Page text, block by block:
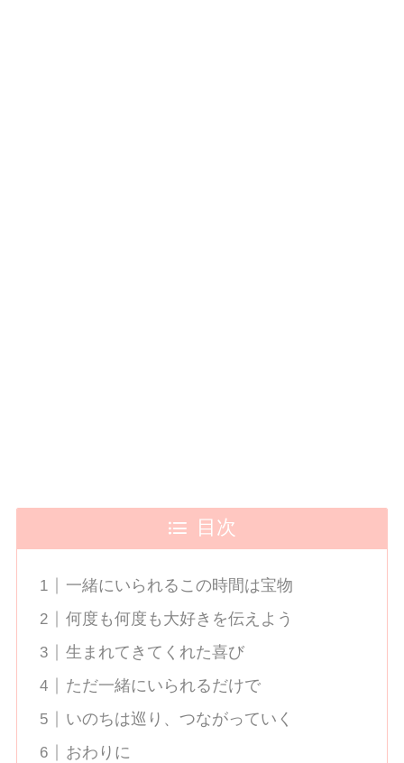
目次
一緒にいられるこの時間は宝物
何度も何度も大好きを伝えよう
生まれてきてくれた喜び
ただ一緒にいられるだけで
いのちは巡り、つながっていく
おわりに